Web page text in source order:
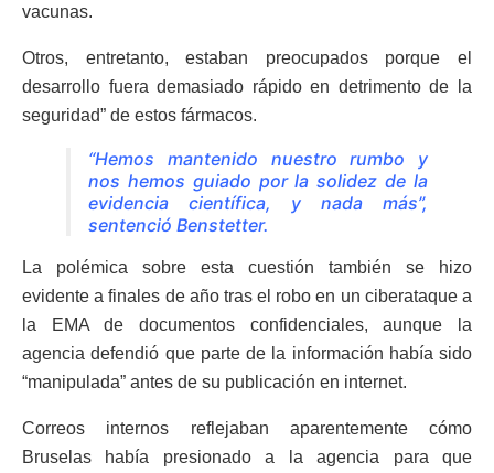
vacunas.
Otros, entretanto, estaban preocupados porque el
desarrollo fuera demasiado rápido en detrimento de la
seguridad” de estos fármacos.
“Hemos mantenido nuestro rumbo y
nos hemos guiado por la solidez de la
evidencia científica, y nada más”,
sentenció Benstetter.
La polémica sobre esta cuestión también se hizo
evidente a finales de año tras el robo en un ciberataque a
la EMA de documentos confidenciales, aunque la
agencia defendió que parte de la información había sido
“manipulada” antes de su publicación en internet.
Correos internos reflejaban aparentemente cómo
Bruselas había presionado a la agencia para que